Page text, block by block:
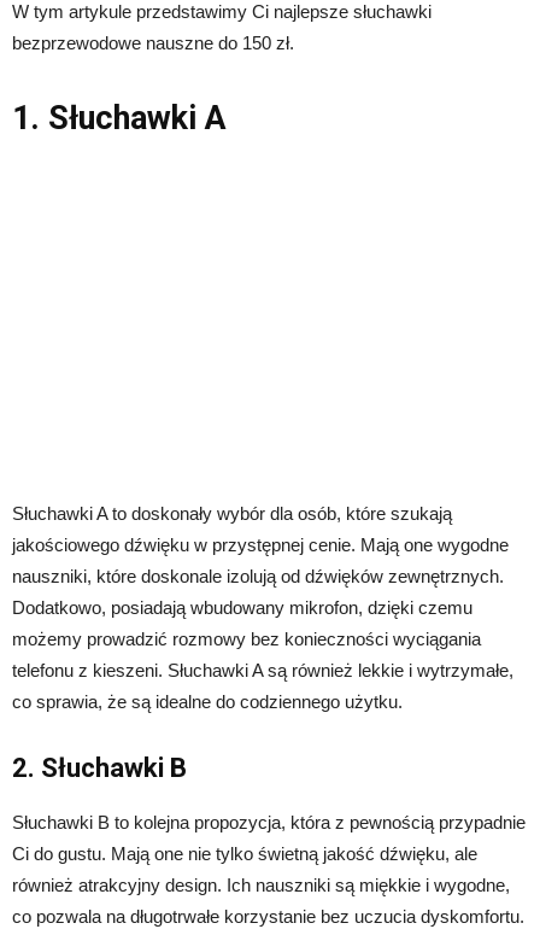
W tym artykule przedstawimy Ci najlepsze słuchawki
bezprzewodowe nauszne do 150 zł.
1. Słuchawki A
Słuchawki A to doskonały wybór dla osób, które szukają
jakościowego dźwięku w przystępnej cenie. Mają one wygodne
nauszniki, które doskonale izolują od dźwięków zewnętrznych.
Dodatkowo, posiadają wbudowany mikrofon, dzięki czemu
możemy prowadzić rozmowy bez konieczności wyciągania
telefonu z kieszeni. Słuchawki A są również lekkie i wytrzymałe,
co sprawia, że są idealne do codziennego użytku.
2. Słuchawki B
Słuchawki B to kolejna propozycja, która z pewnością przypadnie
Ci do gustu. Mają one nie tylko świetną jakość dźwięku, ale
również atrakcyjny design. Ich nauszniki są miękkie i wygodne,
co pozwala na długotrwałe korzystanie bez uczucia dyskomfortu.